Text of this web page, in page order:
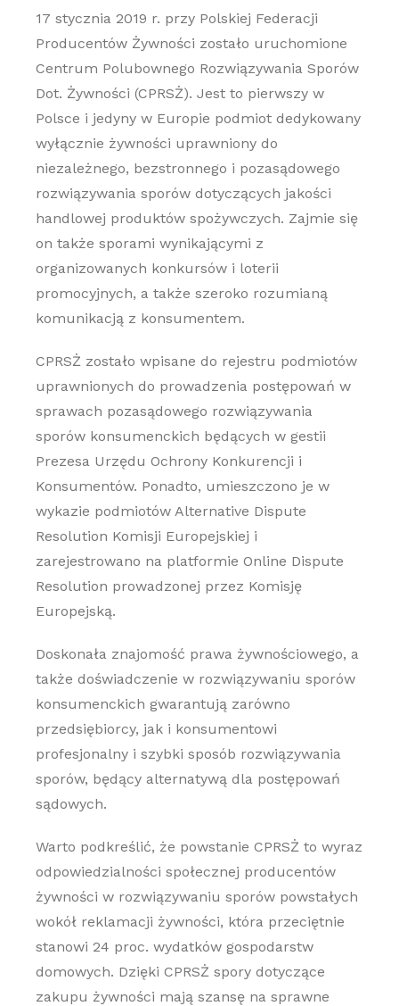
17 stycznia 2019 r. przy Polskiej Federacji
Producentów Żywności zostało uruchomione
Centrum Polubownego Rozwiązywania Sporów
Dot. Żywności (CPRSŻ). Jest to pierwszy w
Polsce i jedyny w Europie podmiot dedykowany
wyłącznie żywności uprawniony do
niezależnego, bezstronnego i pozasądowego
rozwiązywania sporów dotyczących jakości
handlowej produktów spożywczych. Zajmie się
on także sporami wynikającymi z
organizowanych konkursów i loterii
promocyjnych, a także szeroko rozumianą
komunikacją z konsumentem.
CPRSŻ zostało wpisane do rejestru podmiotów
uprawnionych do prowadzenia postępowań w
sprawach pozasądowego rozwiązywania
sporów konsumenckich będących w gestii
Prezesa Urzędu Ochrony Konkurencji i
Konsumentów. Ponadto, umieszczono je w
wykazie podmiotów Alternative Dispute
Resolution Komisji Europejskiej i
zarejestrowano na platformie Online Dispute
Resolution prowadzonej przez Komisję
Europejską.
Doskonała znajomość prawa żywnościowego, a
także doświadczenie w rozwiązywaniu sporów
konsumenckich gwarantują zarówno
przedsiębiorcy, jak i konsumentowi
profesjonalny i szybki sposób rozwiązywania
sporów, będący alternatywą dla postępowań
sądowych.
Warto podkreślić, że powstanie CPRSŻ to wyraz
odpowiedzialności społecznej producentów
żywności w rozwiązywaniu sporów powstałych
wokół reklamacji żywności, która przeciętnie
stanowi 24 proc. wydatków gospodarstw
domowych. Dzięki CPRSŻ spory dotyczące
zakupu żywności mają szansę na sprawne